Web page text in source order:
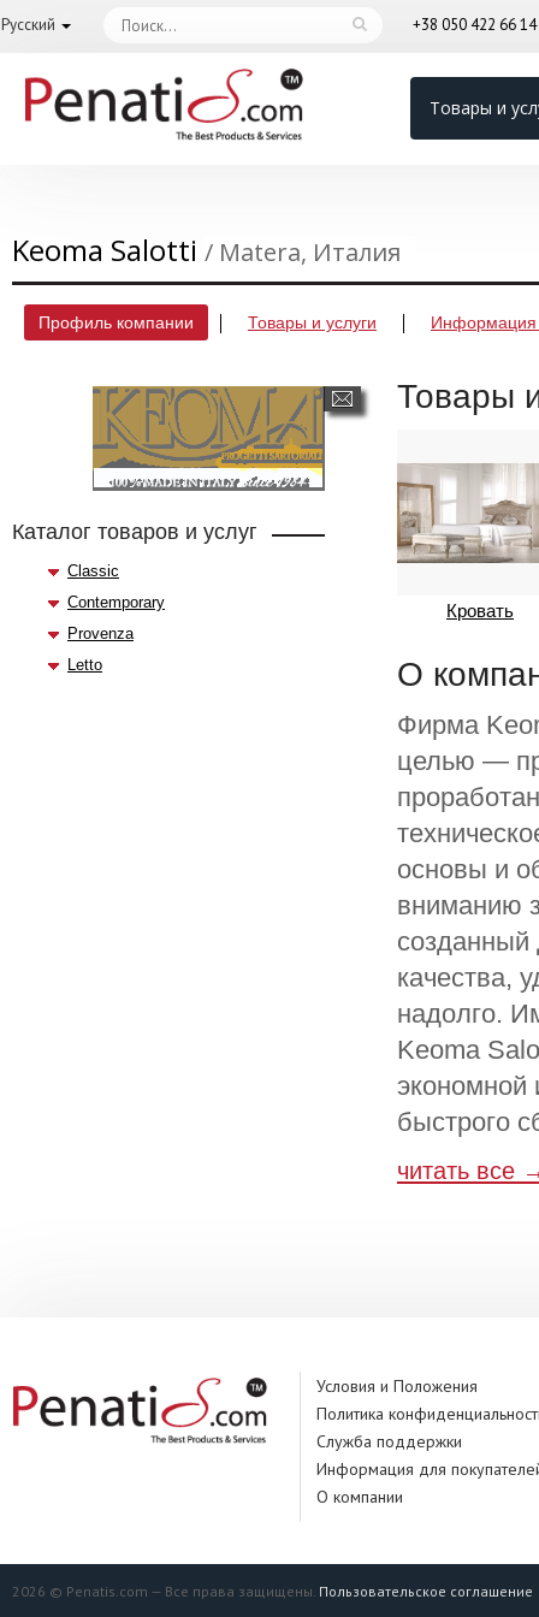
Русский +38 050 422 66 14
Товары и
Keoma Salotti / Matera, Италия
Профиль компании Товары и услуги Информация
Каталог товаров и услуг
Classic
Contemporary
Provenza
Letto
Товары
Кровать
О
Фирма
целью —
основы и
вниманию
созданный
качества,
надолго.
Keoma
экономной
быстрого
читать все
Условия и Положения
Политика
Служба поддержки
Информация для
О компании
2026 © Penatis.com — Все права защищены. Пользовательское соглашение